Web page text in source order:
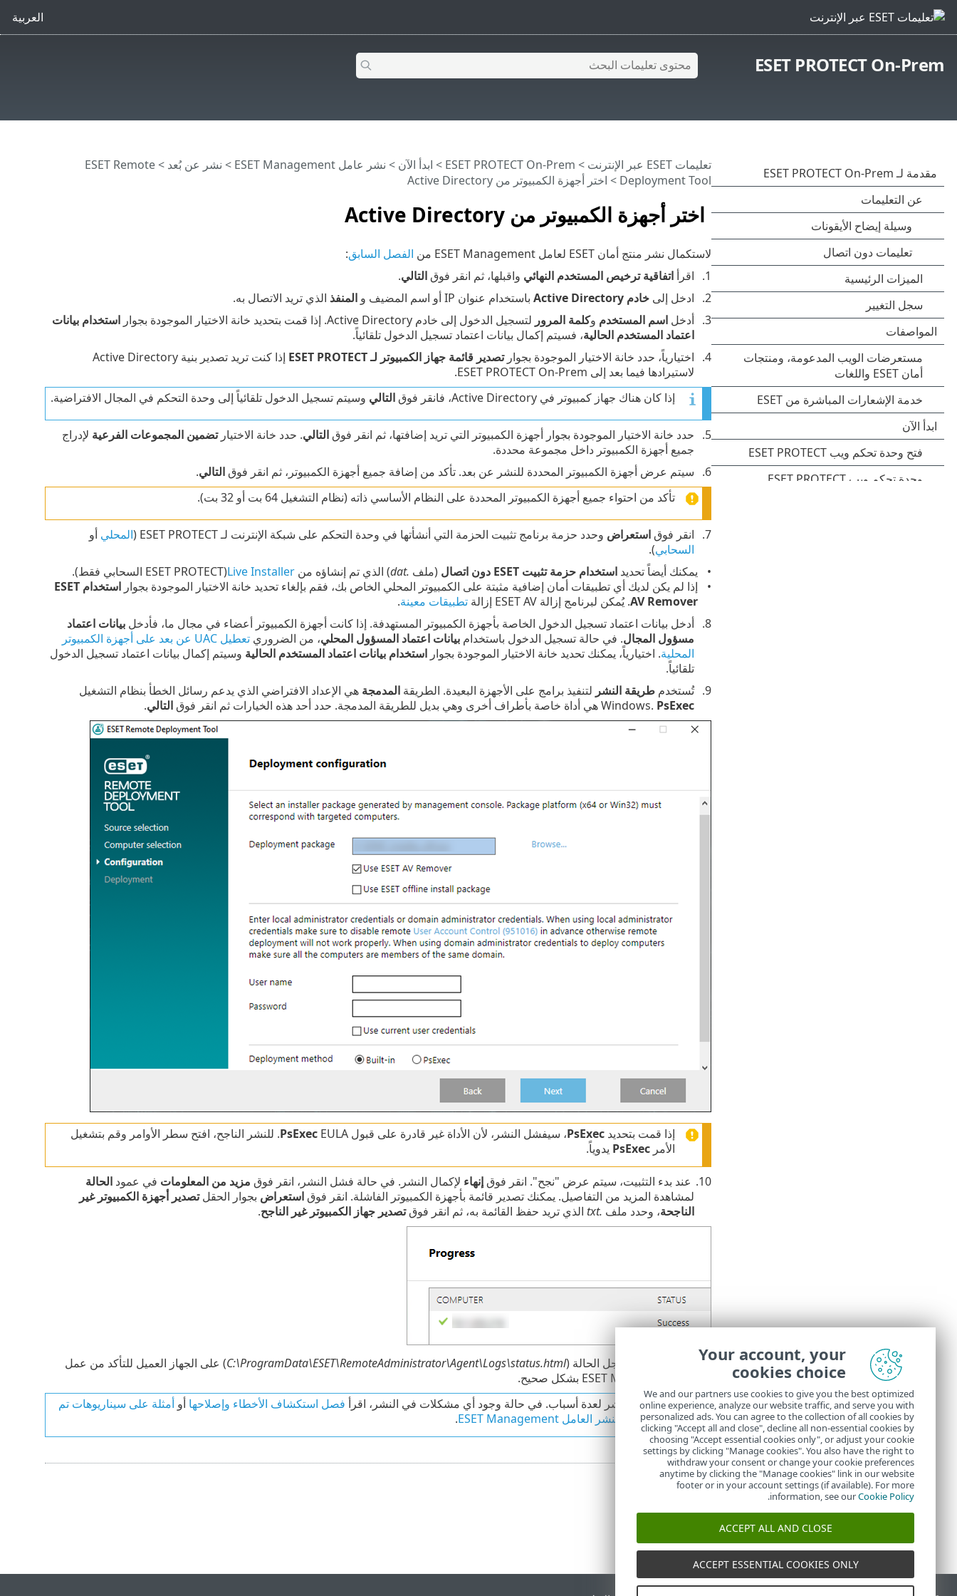
العربية
ESET PROTECT On-Prem
اختر أجهزة الكمبيوتر من Active Directory
تعليمات ESET عبر الإنترنت >
ESET PROTECT On-Prem
> ابدأ الآن > نشر عامل ESET Management > نشر عن بُعد >
ESET Remote
Deployment Tool > اختر أجهزة الكمبيوتر من Active Directory
لاستكمال نشر منتج أمان ESET لعامل ‎ESET Management من الفصل السابق:
اقرأ اتفاقية ترخيص المستخدم النهائي واقبلها، ثم انقر فوقالتالي.
ادخل إلى ‎ خادم Active Directory باستخدام عنوان IP أو اسم المضيف و المنفذ الذي تريد الاتصال به.
أدخل ‎ اسم المستخدم وكلمة المرور لتسجيل الدخول إلى خادم Active Directory. إذا قمت بتحديد خانة الاختيار الموجودة بجوار ‎
استخدام بيانات
اعتماد المستخدم الحالية، فسيتم إكمال بيانات اعتماد تسجيل الدخول تلقائياً.
اختيارياً، حدد خانة الاختيار الموجودة بجوارتصدير قائمة جهاز الكمبيوتر لـ ESET PROTECT
إذا كنت تريد تصدير بنية Active Directory
لاستيرادها فيما بعد إلى ESET PROTECT On-Prem.
إذا كان هناك جهاز كمبيوتر في Active Directory، فانقر فوق
التالي وسيتم تسجيل الدخول تلقائياً إلى وحدة التحكم في المجال الافتراضية.
حدد خانة الاختيار الموجودة بجوار أجهزة الكمبيوتر التي تريد إضافتها، ثم انقر فوق ‎التالي. حدد خانة الاختيار ‎تضمين المجموعات الفرعية لإدراج
جميع أجهزة الكمبيوتر داخل مجموعة محددة.
سيتم عرض أجهزة الكمبيوتر المحددة للنشر عن بعد. تأكد من إضافة جميع أجهزة الكمبيوتر، ثم انقر فوق ‎التالي.
تأكد من احتواء جميع أجهزة الكمبيوتر المحددة على النظام الأساسي ذاته (نظام التشغيل 64 بت أو 32 بت).
انقر فوقاستعراض وحدد حزمة برنامج تثبيت الحزمة التي أنشأتها في وحدة التحكم على شبكة الإنترنت لـ ESET PROTECT ( المحلي أو
السحابي).
يمكنك أيضاً تحديد استخدام حزمة تثبيت ESET دون اتصال (ملف .dat ) الذي تم إنشاؤه من Live Installer
(
ESET PROTECT السحابي فقط).
إذا لم يكن لديك أي تطبيقات أمان إضافية مثبتة على الكمبيوتر المحلي الخاص بك، فقم بإلغاء تحديد خانة الاختيار الموجودة بجوار
استخدام ESET
AV Remover. يُمكن لبرنامج إزالة ESET AV إزالة تطبيقات معينة.
أدخل بيانات اعتماد تسجيل الدخول الخاصة بأجهزة الكمبيوتر المستهدفة. إذا كانت أجهزة الكمبيوتر أعضاء في مجال ما، فأدخل ‎ بيانات اعتماد
مسؤول المجال. في حالة تسجيل الدخول باستخدام ‎ بيانات اعتماد المسؤول المحلي، من الضروري
تعطيل UAC عن بعد على أجهزة الكمبيوتر
المحلية. اختيارياً، يمكنك تحديد خانة الاختيار الموجودة بجوار استخدام بيانات اعتماد المستخدم الحالية وسيتم إكمال بيانات اعتماد تسجيل الدخول
تلقائياً.
تُستخدم طريقة النشر لتنفيذ برامج على الأجهزة البعيدة. الطريقة ‎ المدمجة هي الإعداد الافتراضي الذي يدعم رسائل الخطأ بنظام التشغيل
Windows. PsExec هي أداة خاصة بأطراف أخرى وهي بديل للطريقة المدمجة. حدد أحد هذه الخيارات ثم انقر فوق ‎التالي.
إذا قمت بتحديد PsExec، سيفشل النشر، لأن الأداة غير قادرة على قبول PsExecEULA. للنشر الناجح، افتح سطر الأوامر وقم بتشغيل
الأمر PsExec يدوياً.
عند بدء التثبيت، سيتم عرض "نجح". انقر فوق ‎إنهاء لإكمال النشر. في حالة فشل النشر، انقر فوق مزيد من المعلومات في عمود الحالة
لمشاهدة المزيد من التفاصيل. يمكنك تصدير قائمة بأجهزة الكمبيوتر الفاشلة. انقر فوق ‎استعراض بجوار الحقلتصدير أجهزة الكمبيوتر غير
الناجحة، وحدد ملف .txt الذي تريد حفظ القائمة به، ثم انقر فوقتصدير جهاز الكمبيوتر غير الناجح.
يمكنك التحقق من سجل الحالة (‎C:\ProgramData\ESET\RemoteAdministrator\Agent\Logs\status.html) على الجهاز العميل للتأكد من عمل
قد يفشل النشر لعدة أسباب. في حالة وجود أي مشكلات في النشر، اقرأ ‎ فصل استكشاف الأخطاء وإصلاحها أو أمثلة على سيناريوهات تم
التحقق منها لنشر العامل ESET Management
.
Your account, your
cookies choice
We and our partners use cookies to give you the best optimized
online experience, analyze our website traffic, and serve you with
personalized ads. You can agree to the collection of all cookies by
clicking "Accept all and close", decline all non-essential cookies by
choosing "Accept essential cookies only", or adjust your cookie
settings by clicking "Manage cookies". You also have the right to
withdraw your consent or change your cookie preferences
anytime by clicking the "Manage cookies" link in our website
footer or in your account settings (if available). For more
information, see ourCookie Policy
.
ACCEPT ALL AND CLOSE
ACCEPT ESSENTIAL COOKIES ONLY